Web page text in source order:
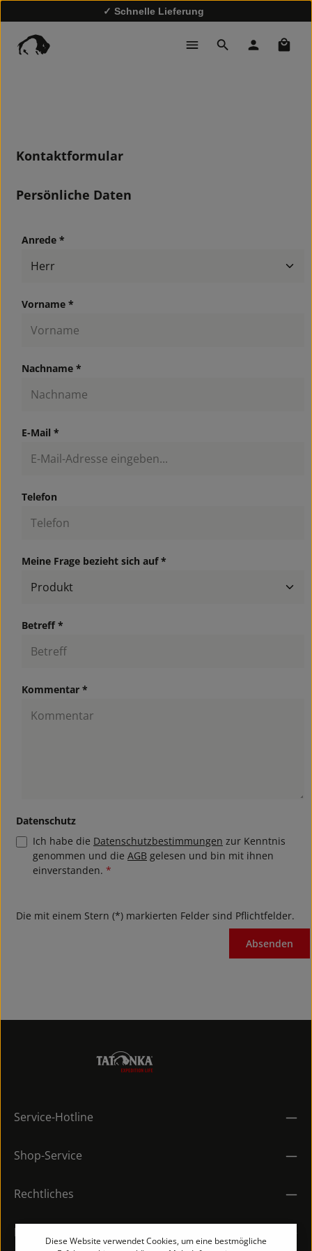
✓ Schnelle Lieferung
Kontaktformular
Persönliche Daten
Anrede *
Vorname *
Nachname *
E-Mail *
Telefon
Meine Frage bezieht sich auf *
Betreff *
Kommentar *
Datenschutz
Ich habe die Datenschutzbestimmungen zur Kenntnis
genommen und die AGB gelesen und bin mit ihnen
einverstanden. *
Die mit einem Stern (*) markierten Felder sind Pflichtfelder.
Absenden
Service-Hotline
Shop-Service
Rechtliches
Kontakt
Diese Website verwendet Cookies, um eine bestmögliche